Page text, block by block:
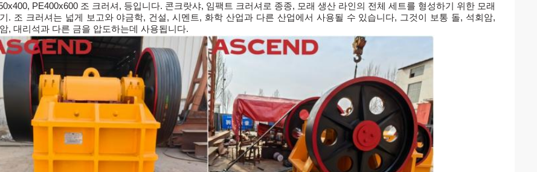
PE400x600 조 크러셔, 등입니다. 콘크랏샤, 임팩트 크러셔로 종종, 모래 생산 라인의 전체 세트를 형성하기 위한 모래
. 조 크러셔는 넓게 보고와 야금학, 건설, 시멘트, 화학 산업과 다른 산업에서 사용될 수 있습니다, 그것이 보통 돌, 석회암,
, 대리석과 다른 금을 압도하는데 사용됩니다.